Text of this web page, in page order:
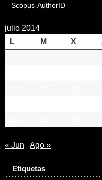
Scopus-AuthorID
julio 2014
L
M X
« Jun Ago »
Etiquetas